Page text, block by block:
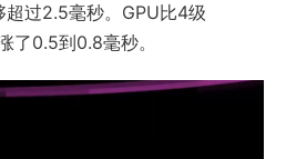
过2.5毫秒。GPU比4级
了0.5到0.8毫秒。